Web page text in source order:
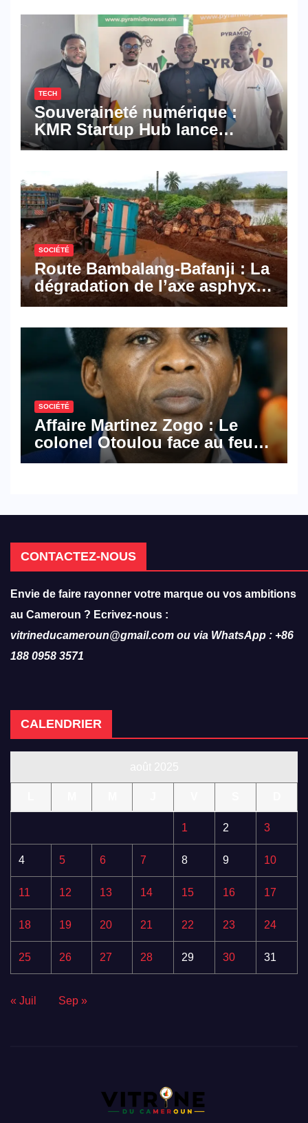
et l’espoir
TECH
Souveraineté numérique :
KMR Startup Hub lance
Pyramid Browser et Pyramid
numériques made in
Cameroon
SOCIÉTÉ
Route Bambalang-Bafanji : La
dégradation de l’axe asphyxie
les activités économiques
SOCIÉTÉ
Affaire Martinez Zogo : Le
colonel Otoulou face au feu
croisé des avocats de la
CONTACTEZ-NOUS
Envie de faire rayonner votre marque ou vos ambitions
au Cameroun ? Ecrivez-nous :
vitrineducameroun@gmail.com ou via WhatsApp : +86
188 0958 3571
CALENDRIER
1 2 3
4 5 6 7 8 9 10
11 12 13 14 15 16 17
18 19 20 21 22 23 24
25 26 27 28 29 30 31
« Juil Sep »